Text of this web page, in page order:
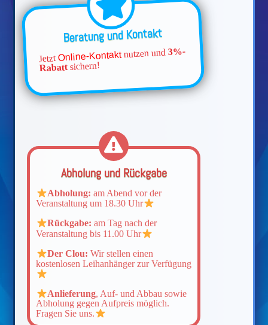
Beratung und Kontakt
JetztOnline-Kontaktnutzen und3%-
Rabattsichern!
Abholung und Rückgabe
Abholung: am Abend vor der
Veranstaltung um 18.30 Uhr
Rückgabe: am Tag nach der
Veranstaltung bis 11.00 Uhr
Der Clou: Wir stellen einen
kostenlosen Leihanhänger zur Verfügung
Anlieferung, Auf- und Abbau sowie
Abholung gegen Aufpreis möglich.
Fragen Sie uns.